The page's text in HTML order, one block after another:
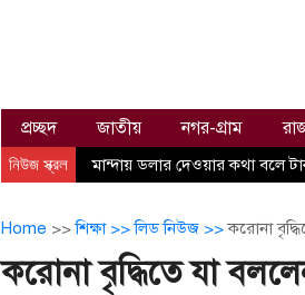
প্রচ্ছদ জাতীয় নগর-গ্রাম
নিউজ স্ক্রল মান্দায় ডলার দেওয়ার কথা বলে
Home >>শিক্ষা >>লিড নিউজ >>করোনা
করোনা বৃদ্ধিতে যা বললেন